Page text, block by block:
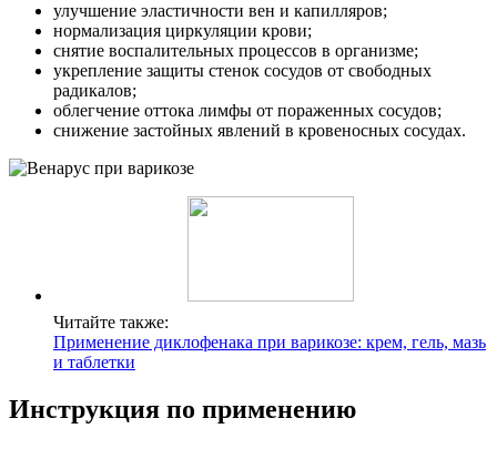
улучшение эластичности вен и капилляров;
нормализация циркуляции крови;
снятие воспалительных процессов в организме;
укрепление защиты стенок сосудов от свободных
радикалов;
облегчение оттока лимфы от пораженных сосудов;
снижение застойных явлений в кровеносных сосудах.
Читайте также:
Применение диклофенака при варикозе: крем, гель, мазь
и таблетки
Инструкция по применению